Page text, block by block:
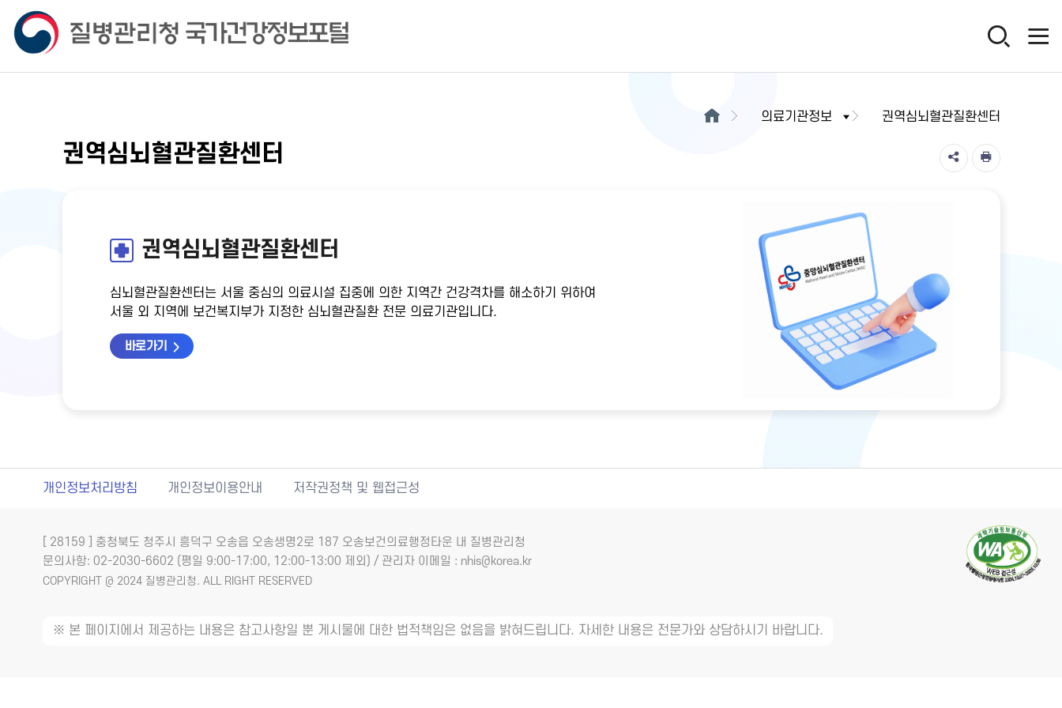
의료기관정보 권역심뇌혈관질환센터
권역심뇌혈관질환센터
권역심뇌혈관질환센터
심뇌혈관질환센터는 서울 중심의 의료시설 집중에 의한 지역간 건강격차를 해소하기 위하여
서울 외 지역에 보건복지부가 지정한 심뇌혈관질환 전문 의료기관입니다.
바로가기
개인정보처리방침 개인정보이용안내 저작권정책 및 웹접근성
[ 28159 ] 충청북도 청주시 흥덕구 오송읍 오송생명2로 187 오송보건의료행정타운 내 질병관리청
문의사항: 02-2030-6602 (평일 9:00-17:00, 12:00-13:00 제외) / 관리자 이메일 : nhis@korea.kr
COPYRIGHT @ 2024 질병관리청. ALL RIGHT RESERVED
※ 본 페이지에서 제공하는 내용은 참고사항일 뿐 게시물에 대한 법적책임은 없음을 밝혀드립니다. 자세한 내용은 전문가와 상담하시기 바랍니다.